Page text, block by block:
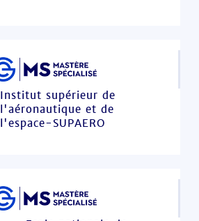
Institut supérieur de
l'aéronautique et de
l'espace-SUPAERO